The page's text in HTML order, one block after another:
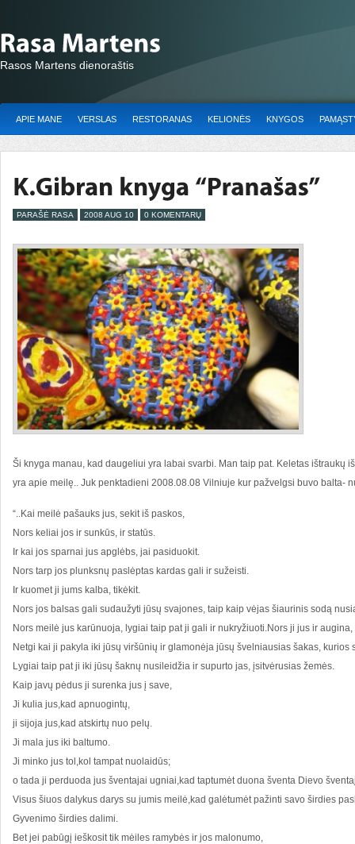
Rasos Martens dienoraštis
APIE MANE VERSLAS RESTORANAS KELIONĖS KNYGOS
PARAŠĖ RASA 2008 AUG 10 0 KOMENTARŲ
Ši knyga manau, kad daugeliui yra labai svarbi. Man taip pat. Keletas ištraukų
yra apie meilę.. Juk penktadieni 2008.08.08 Vilniuje kur pažvelgsi buvo balta-
“..Kai meilė pašauks jus, sekit iš paskos,
Nors keliai jos ir sunkūs, ir statūs.
Ir kai jos sparnai jus apglėbs, jai pasiduokit.
Nors tarp jos plunksnų paslėptas kardas gali ir sužeisti.
Ir kuomet ji jums kalba, tikėkit.
Nors jos balsas gali sudaužyti jūsų svajones, taip kaip vėjas šiaurinis sodą
Nors meilė jus karūnuoja, lygiai taip pat ji gali ir nukryžiuoti.Nors ji jus ir
Netgi kai ji pakyla iki jūsų viršūnių ir glamonėja jūsų švelniausias šakas, kurios
Lygiai taip pat ji iki jūsų šaknų nusileidžia ir supurto jas, įsitvėrusias žemės.
Kaip javų pėdus ji surenka jus į save,
Ji kulia jus,kad apnuogintų,
ji sijoja jus,kad atskirtų nuo pelų.
Ji mala jus iki baltumo.
Ji minko jus tol,kol tampat nuolaidūs;
o tada ji perduoda jus šventajai ugniai,kad taptumėt duona šventa Dievo
Visus šiuos dalykus darys su jumis meilė,kad galėtumėt pažinti savo širdies
Gyvenimo širdies dalimi.
Bet jei pabūgį ieškosit tik mėiles ramybės ir jos malonumo,